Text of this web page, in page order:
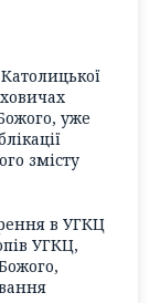
уже
змісту
в УГКЦ
УГКЦ,